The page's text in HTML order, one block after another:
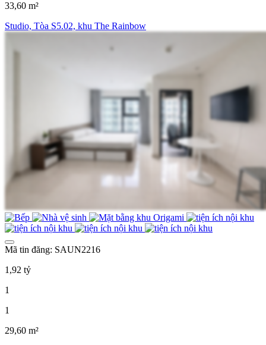
33,60 m²
Studio, Tòa S5.02, khu The Rainbow
Mã tin đăng: SAUN2216
1,92 tỷ
1
1
29,60 m²